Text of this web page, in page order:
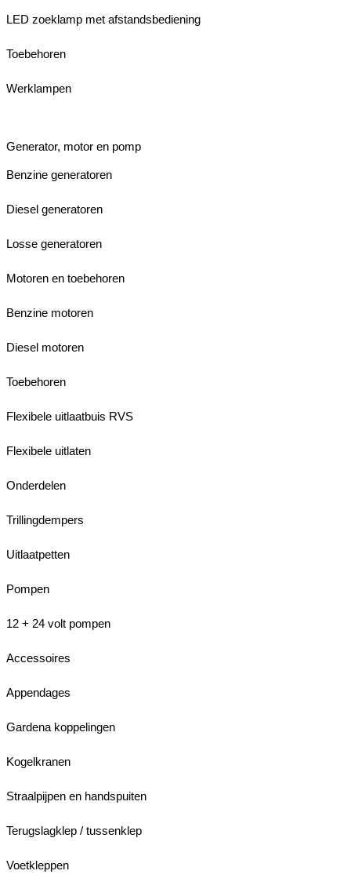
LED zoeklamp met afstandsbediening
Toebehoren
Werklampen
Generator, motor en pomp
Benzine generatoren
Diesel generatoren
Losse generatoren
Motoren en toebehoren
Benzine motoren
Diesel motoren
Toebehoren
Flexibele uitlaatbuis RVS
Flexibele uitlaten
Onderdelen
Trillingdempers
Uitlaatpetten
Pompen
12 + 24 volt pompen
Accessoires
Appendages
Gardena koppelingen
Kogelkranen
Straalpijpen en handspuiten
Terugslagklep / tussenklep
Voetkleppen